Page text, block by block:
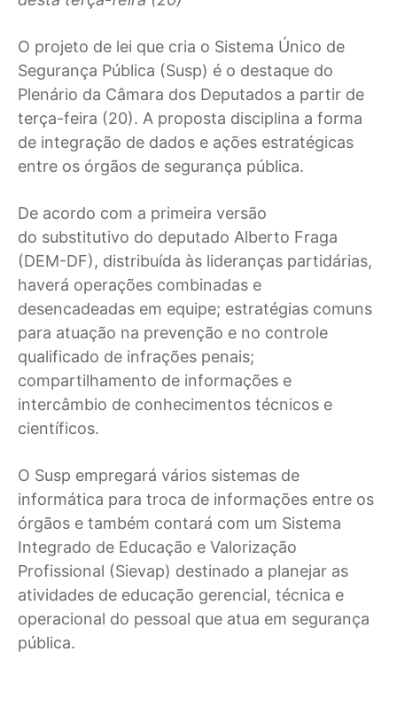
O projeto de lei que cria o Sistema Único de
Segurança Pública (Susp) é o destaque do
Plenário da Câmara dos Deputados a partir de
terça-feira (20). A proposta disciplina a forma
de integração de dados e ações estratégicas
entre os órgãos de segurança pública.
De acordo com a primeira versão
do substitutivo do deputado Alberto Fraga
(DEM-DF), distribuída às lideranças partidárias,
haverá operações combinadas e
desencadeadas em equipe; estratégias comuns
para atuação na prevenção e no controle
qualificado de infrações penais;
compartilhamento de informações e
intercâmbio de conhecimentos técnicos e
científicos.
O Susp empregará vários sistemas de
informática para troca de informações entre os
órgãos e também contará com um Sistema
Integrado de Educação e Valorização
Profissional (Sievap) destinado a planejar as
atividades de educação gerencial, técnica e
operacional do pessoal que atua em segurança
pública.